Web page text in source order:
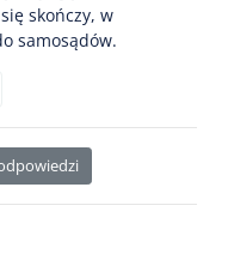
skończy, w
samosądów.